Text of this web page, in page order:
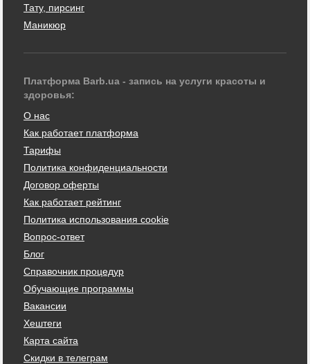
Тату, пирсинг
Маникюр
Платформа Barb.ua - запись на услуги красоты и
здоровья:
О нас
Как работает платформа
Тарифы
Политика конфиденциальности
Договор оферты
Как работает рейтинг
Политика использования cookie
Вопрос-ответ
Блог
Справочник процедур
Обучающие программы
Вакансии
Хештеги
Карта сайта
Скидки в телеграм